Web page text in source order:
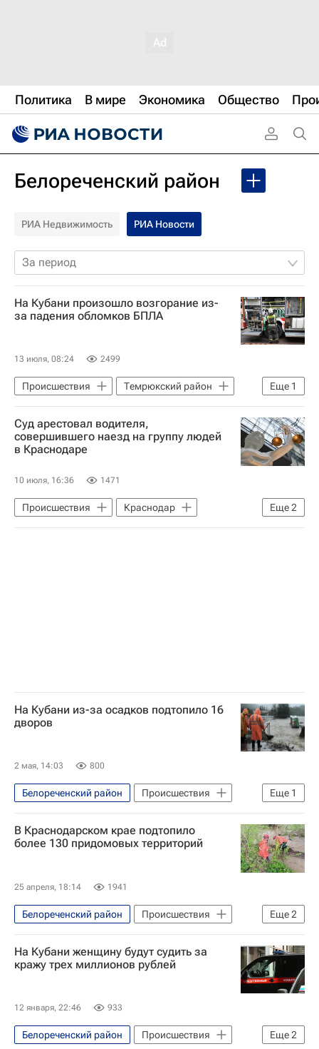
Политика В мире Экономика Общество
Белореченский район
РИА Недвижимость РИА Новости
За период
На Кубани произошло возгорание из-
за падения обломков БПЛА
13 июля, 08:24 2499
Еще 1
Происшествия
Темрюкский район
Краснодарский край
Суд арестовал водителя,
совершившего наезд на группу людей
в Краснодаре
10 июля, 16:36 1471
Еще2
Происшествия
Краснодар
Россия
На Кубани из-за осадков подтопило 16
дворов
2 мая, 14:03 800
Еще 1
Белореченский район
Происшествия
Краснодарский край
В Краснодарском крае подтопило
более 130 придомовых территорий
25 апреля, 18:14 1941
Еще2
Белореченский район
Происшествия
Краснодарский край
Белореченск
На Кубани женщину будут судить за
кражу трех миллионов рублей
12 января, 22:46 933
Еще2
Белореченский район
Происшествия